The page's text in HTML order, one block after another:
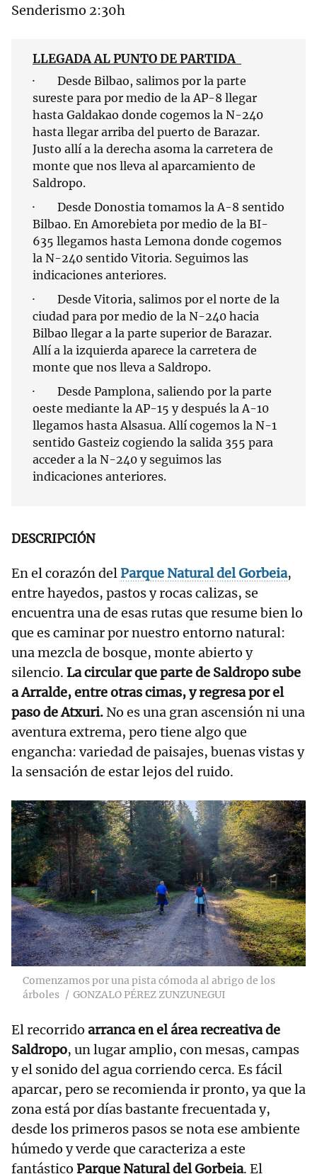
Senderismo 2:30h
LLEGADA AL PUNTO DE PARTIDA
· Desde Bilbao, salimos por la parte
sureste para por medio de la AP-8 llegar
hasta Galdakao donde cogemos la N-240
hasta llegar arriba del puerto de Barazar.
Justo allí a la derecha asoma la carretera de
monte que nos lleva al aparcamiento de
Saldropo.
· Desde Donostia tomamos la A-8 sentido
Bilbao. En Amorebieta por medio de la BI-
635 llegamos hasta Lemona donde cogemos
la N-240 sentido Vitoria. Seguimos las
indicaciones anteriores.
· Desde Vitoria, salimos por el norte de la
ciudad para por medio de la N-240 hacia
Bilbao llegar a la parte superior de Barazar.
Allí a la izquierda aparece la carretera de
monte que nos lleva a Saldropo.
· Desde Pamplona, saliendo por la parte
oeste mediante la AP-15 y después la A-10
llegamos hasta Alsasua. Allí cogemos la N-1
sentido Gasteiz cogiendo la salida 355 para
acceder a la N-240 y seguimos las
indicaciones anteriores.
DESCRIPCIÓN
En el corazón delParque Natural del Gorbeia,
entre hayedos, pastos y rocas calizas, se
encuentra una de esas rutas que resume bien lo
que es caminar por nuestro entorno natural:
una mezcla de bosque, monte abierto y
silencio. La circular que parte de Saldropo sube
a Arralde, entre otras cimas, y regresa por el
paso de Atxuri. No es una gran ascensión ni una
aventura extrema, pero tiene algo que
engancha: variedad de paisajes, buenas vistas y
la sensación de estar lejos del ruido.
Comenzamos por una pista cómoda al abrigo de los
árboles
GONZALO PÉREZ ZUNZUNEGUI
El recorrido arranca en el área recreativa de
Saldropo, un lugar amplio, con mesas, campas
y el sonido del agua corriendo cerca. Es fácil
aparcar, pero se recomienda ir pronto, ya que la
zona está por días bastante frecuentada y,
desde los primeros pasos se nota ese ambiente
húmedo y verde que caracteriza a este
fantástico Parque Natural del Gorbeia. El